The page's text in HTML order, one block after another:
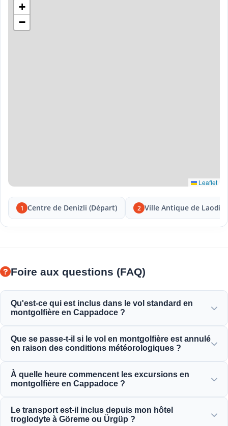
+
−
Leaflet
1 Centre de Denizli (Départ) 2 Ville Antique de
Foire aux questions (FAQ)
Qu'est-ce qui est inclus dans le vol standard en
montgolfière en Cappadoce ?
déjeuner léger avant le vol, un vol en montgolfière d'une
heure au-dessus des cheminées de fées, un toast au
personnalisé.
Que se passe-t-il si le vol en montgolfière est annulé
en raison des conditions météorologiques ?
La sécurité est notre priorité absolue. Si les vols sont
annulés en raison du vent ou des conditions
météorologiques, vous recevrez un remboursement
disponible.
À quelle heure commencent les excursions en
montgolfière en Cappadoce ?
matin, généralement avant l'aube (entre 4h30 et 5h30
Le transport est-il inclus depuis mon hôtel
troglodyte à Göreme ou Ürgüp ?